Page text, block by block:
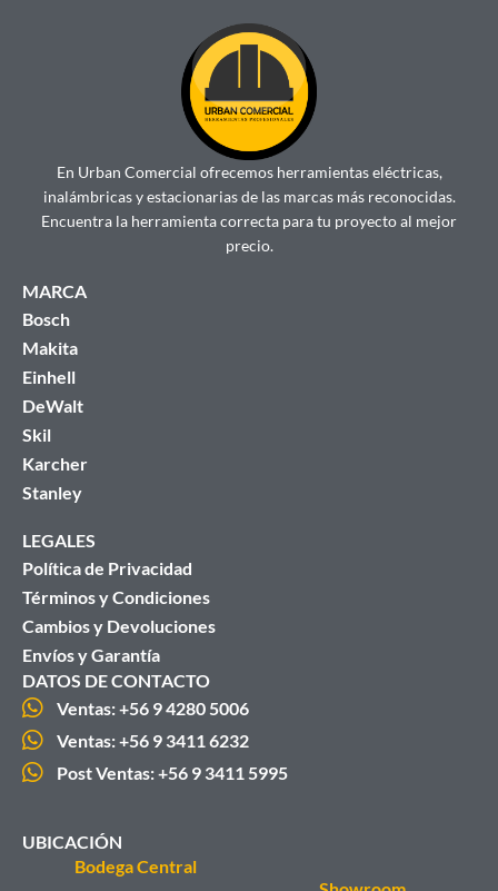
En Urban Comercial ofrecemos herramientas eléctricas,
inalámbricas y estacionarias de las marcas más reconocidas.
Encuentra la herramienta correcta para tu proyecto al mejor
precio.
MARCA
Bosch
Makita
Einhell
DeWalt
Skil
Karcher
Stanley
LEGALES
Política de Privacidad
Términos y Condiciones
Cambios y Devoluciones
Envíos y Garantía
DATOS DE CONTACTO
Ventas: +56 9 4280 5006
Ventas: +56 9 3411 6232
Post Ventas: +56 9 3411 5995
UBICACIÓN
Bodega Central